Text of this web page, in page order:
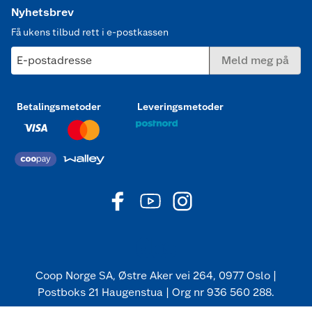
Nyhetsbrev
Få ukens tilbud rett i e-postkassen
E-postadresse Meld meg på
Betalingsmetoder Leveringsmetoder
Coop Norge SA, Østre Aker vei 264, 0977 Oslo |
Postboks 21 Haugenstua | Org nr 936 560 288.